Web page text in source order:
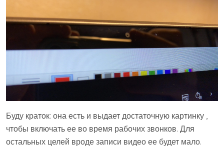
Буду краток: она есть и выдает достаточную картинку ,
чтобы включать ее во время рабочих звонков. Для
остальных целей вроде записи видео ее будет мало.